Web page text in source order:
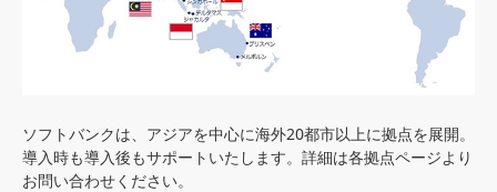
ソフトバンクは、アジアを中心に海外20都市以上に拠点を展開。
導入時も導入後もサポートいたします。詳細は各拠点ページより
お問い合わせください。